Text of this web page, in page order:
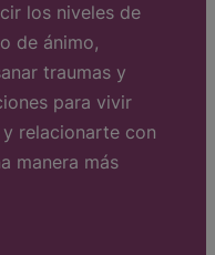
los niveles de
de ánimo,
traumas y
para vivir
relacionarte con
manera más